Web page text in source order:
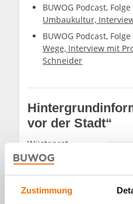
Zustimmung
BUWOG Podcast,
Umbaukultur,
BUWOG Podcast,
Wege, Interview mit
Schneider
vor der Stadt“
Wüstenrot
Stiftung und HFT
Stuttgart haben
mit der